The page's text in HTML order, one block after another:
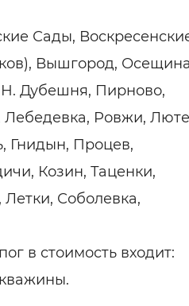
Сады,
Вышгород,
Дубешня, Пирново,
Лебедевка, Ровжи,
Гнидын, Процев,
Козин, Таценки,
Соболевка,
в стоимость входит: